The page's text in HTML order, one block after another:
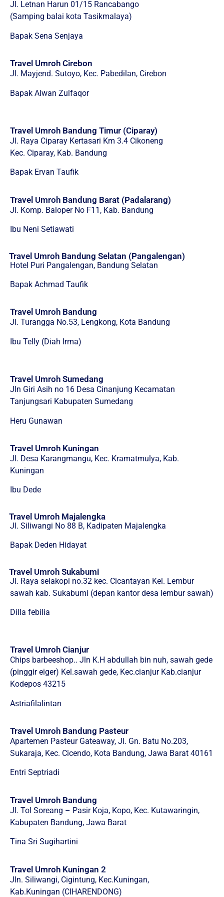
Jl. Letnan Harun 01/15 Rancabango
(Samping balai kota Tasikmalaya)
Bapak Sena Senjaya
Travel Umroh Cirebon
Jl. Mayjend. Sutoyo, Kec. Pabedilan, Cirebon
Bapak Alwan Zulfaqor
Travel Umroh Bandung Timur (Ciparay)
Jl. Raya Ciparay Kertasari Km 3.4 Cikoneng
Kec. Ciparay, Kab. Bandung
Bapak Ervan Taufik
Travel Umroh Bandung Barat (Padalarang)
Jl. Komp. Baloper No F11, Kab. Bandung
Ibu Neni Setiawati
Travel Umroh Bandung Selatan (Pangalengan)
Hotel Puri Pangalengan, Bandung Selatan
Bapak Achmad Taufik
Travel Umroh Bandung
Jl. Turangga No.53, Lengkong, Kota Bandung
Ibu Telly (Diah Irma)
Travel Umroh Sumedang
Jln Giri Asih no 16 Desa Cinanjung Kecamatan
Tanjungsari Kabupaten Sumedang
Heru Gunawan
Travel Umroh Kuningan
Jl. Desa Karangmangu, Kec. Kramatmulya, Kab.
Kuningan
Ibu Dede
Travel Umroh Majalengka
Jl. Siliwangi No 88 B, Kadipaten Majalengka
Bapak Deden Hidayat
Travel Umroh Sukabumi
Jl. Raya selakopi no.32 kec. Cicantayan Kel. Lembur
sawah kab. Sukabumi (depan kantor desa lembur sawah)
Dilla febilia
Travel Umroh Cianjur
Chips barbeeshop.. Jln K.H abdullah bin nuh, sawah gede
(pinggir eiger) Kel.sawah gede, Kec.cianjur Kab.cianjur
Kodepos 43215
Astriafilalintan
Travel Umroh Bandung Pasteur
Apartemen Pasteur Gateaway, Jl. Gn. Batu No.203,
Sukaraja, Kec. Cicendo, Kota Bandung, Jawa Barat 40161
Entri Septriadi
Travel Umroh Bandung
Jl. Tol Soreang – Pasir Koja, Kopo, Kec. Kutawaringin,
Kabupaten Bandung, Jawa Barat
Tina Sri Sugihartini
Travel Umroh Kuningan 2
Jln. Siliwangi, Cigintung, Kec.Kuningan,
Kab.Kuningan (CIHARENDONG)